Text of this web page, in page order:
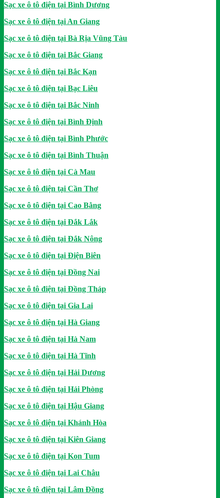
Sạc xe ô tô điện tại Bình Dương
Sạc xe ô tô điện tại An Giang
Sạc xe ô tô điện tại Bà Rịa Vũng Tàu
Sạc xe ô tô điện tại Bắc Giang
Sạc xe ô tô điện tại Bắc Kạn
Sạc xe ô tô điện tại Bạc Liêu
Sạc xe ô tô điện tại Bắc Ninh
Sạc xe ô tô điện tại Bình Định
Sạc xe ô tô điện tại Bình Phước
Sạc xe ô tô điện tại Bình Thuận
Sạc xe ô tô điện tại Cà Mau
Sạc xe ô tô điện tại Cần Thơ
Sạc xe ô tô điện tại Cao Bằng
Sạc xe ô tô điện tại Đắk Lắk
Sạc xe ô tô điện tại Đắk Nông
Sạc xe ô tô điện tại Điện Biên
Sạc xe ô tô điện tại Đồng Nai
Sạc xe ô tô điện tại Đồng Tháp
Sạc xe ô tô điện tại Gia Lai
Sạc xe ô tô điện tại Hà Giang
Sạc xe ô tô điện tại Hà Nam
Sạc xe ô tô điện tại Hà Tĩnh
Sạc xe ô tô điện tại Hải Dương
Sạc xe ô tô điện tại Hải Phòng
Sạc xe ô tô điện tại Hậu Giang
Sạc xe ô tô điện tại Khánh Hòa
Sạc xe ô tô điện tại Kiên Giang
Sạc xe ô tô điện tại Kon Tum
Sạc xe ô tô điện tại Lai Châu
Sạc xe ô tô điện tại Lâm Đồng